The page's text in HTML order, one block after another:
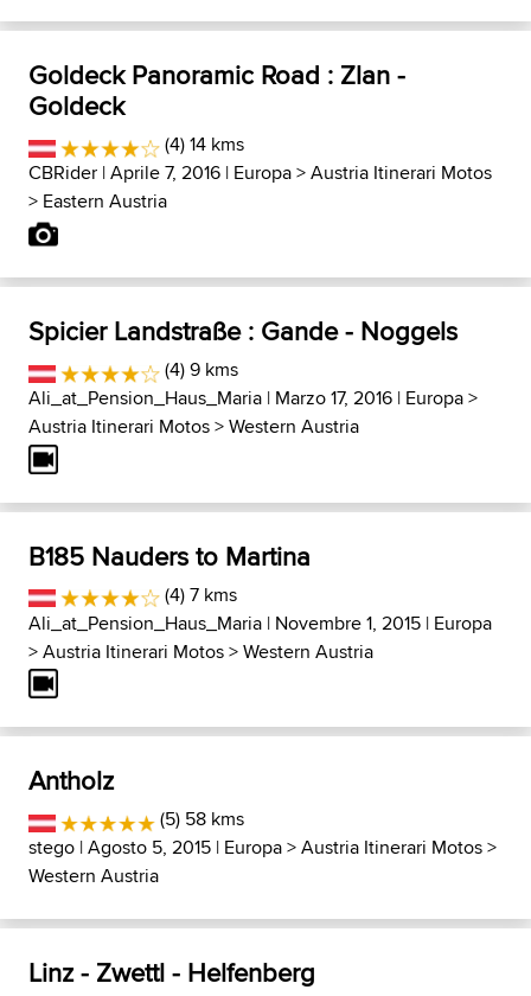
Goldeck Panoramic Road : Zlan -
Goldeck
(4) 14 kms
CBRider | Aprile 7, 2016 | Europa>Austria Itinerari Motos
> Eastern Austria
Spicier Landstraße : Gande - Noggels
(4) 9 kms
Ali_at_Pension_Haus_Maria | Marzo 17, 2016 | Europa>
Austria Itinerari Motos>Western Austria
B185 Nauders to Martina
(4) 7 kms
Ali_at_Pension_Haus_Maria | Novembre 1, 2015 | Europa
>Austria Itinerari Motos>Western Austria
Antholz
(5) 58 kms
stego | Agosto 5, 2015 | Europa>Austria Itinerari Motos>
Western Austria
Linz - Zwettl - Helfenberg